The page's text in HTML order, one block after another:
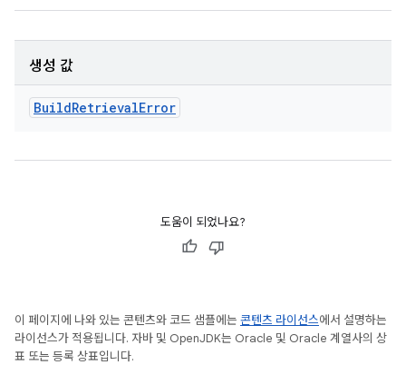
생성 값
BuildRetrievalError
도움이 되었나요?
이 페이지에 나와 있는 콘텐츠와 코드 샘플에는 콘텐츠 라이선스에서 설명하는
라이선스가 적용됩니다. 자바 및 OpenJDK는 Oracle 및 Oracle 계열사의 상
표 또는 등록 상표입니다.